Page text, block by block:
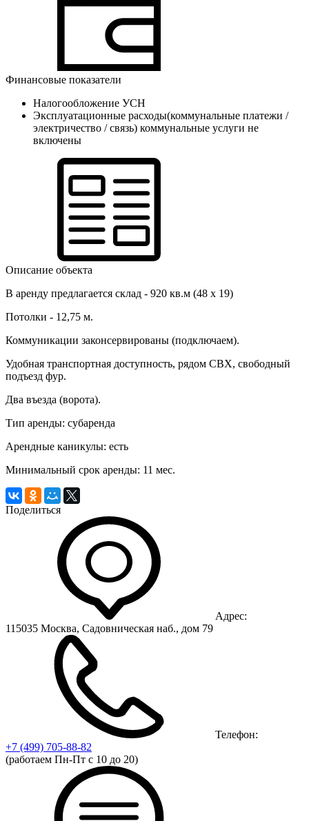
Финансовые показатели
Налогообложение УСН
Эксплуатационные расходы(коммунальные платежи /
электричество / связь) коммунальные услуги не
включены
Описание объекта
В аренду предлагается склад - 920 кв.м (48 х 19)
Потолки - 12,75 м.
Коммуникации законсервированы (подключаем).
Удобная транспортная доступность, рядом СВХ, свободный
подъезд фур.
Два въезда (ворота).
Тип аренды: субаренда
Арендные каникулы: есть
Минимальный срок аренды: 11 мес.
Поделиться
Адрес:
115035 Москва, Садовническая наб., дом 79
Телефон:
+7 (499) 705-88-82
(работаем Пн-Пт с 10 до 20)